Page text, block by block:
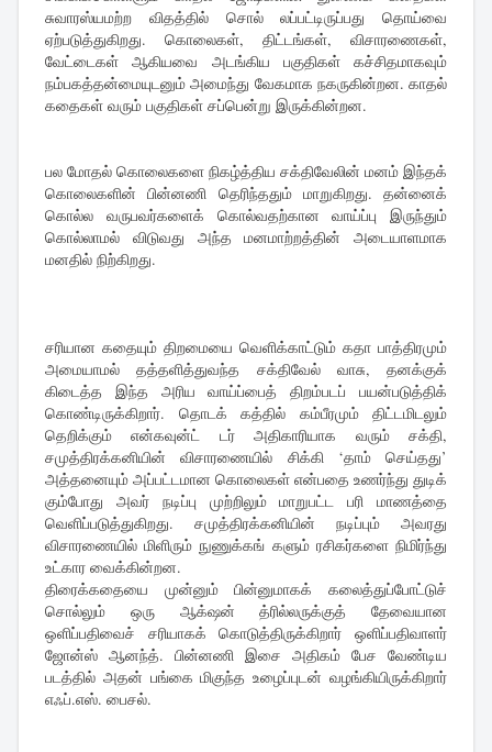
சுவாரஸ்யமற்ற விதத்தில் சொல் லப்பட்டிருப்பது தொய்வை
ஏற்படுத்துகிறது. கொலைகள், திட்டங்கள், விசாரணைகள்,
வேட்டைகள் ஆகியவை அடங்கிய பகுதிகள் கச்சிதமாகவும்
நம்பகத்தன்மையுடனும் அமைந்து வேகமாக நகருகின்றன. காதல்
கதைகள் வரும் பகுதிகள் சப்பென்று இருக்கின்றன.
பல மோதல் கொலைகளை நிகழ்த்திய சக்திவேலின் மனம் இந்தக்
கொலைகளின் பின்னணி தெரிந்ததும் மாறுகிறது. தன்னைக்
கொல்ல வருபவர்களைக் கொல்வதற்கான வாய்ப்பு இருந்தும்
கொல்லாமல் விடுவது அந்த மனமாற்றத்தின் அடையாளமாக
மனதில் நிற்கிறது.
சரியான கதையும் திறமையை வெளிக்காட்டும் கதா பாத்திரமும்
அமையாமல் தத்தளித்துவந்த சக்திவேல் வாசு, தனக்குக்
கிடைத்த இந்த அரிய வாய்ப்பைத் திறம்படப் பயன்படுத்திக்
கொண்டிருக்கிறார். தொடக் கத்தில் கம்பீரமும் திட்டமிடலும்
தெறிக்கும் என்கவுன்ட் டர் அதிகாரியாக வரும் சக்தி,
சமுத்திரக்கனியின் விசாரணையில் சிக்கி ‘தாம் செய்தது’
அத்தனையும் அப்பட்டமான கொலைகள் என்பதை உணர்ந்து துடிக்
கும்போது அவர் நடிப்பு முற்றிலும் மாறுபட்ட பரி மாணத்தை
வெளிப்படுத்துகிறது. சமுத்திரக்கனியின் நடிப்பும் அவரது
விசாரணையில் மிளிரும் நுணுக்கங் களும் ரசிகர்களை நிமிர்ந்து
உட்கார வைக்கின்றன.
திரைக்கதையை முன்னும் பின்னுமாகக் கலைத்துப்போட்டுச்
சொல்லும் ஒரு ஆக்‌ஷன் த்ரில்லருக்குத் தேவையான
ஒளிப்பதிவைச் சரியாகக் கொடுத்திருக்கிறார் ஒளிப்பதிவாளர்
ஜோன்ஸ் ஆனந்த். பின்னணி இசை அதிகம் பேச வேண்டிய
படத்தில் அதன் பங்கை மிகுந்த உழைப்புடன் வழங்கியிருக்கிறார்
எஃப்.எஸ். பைசல்.